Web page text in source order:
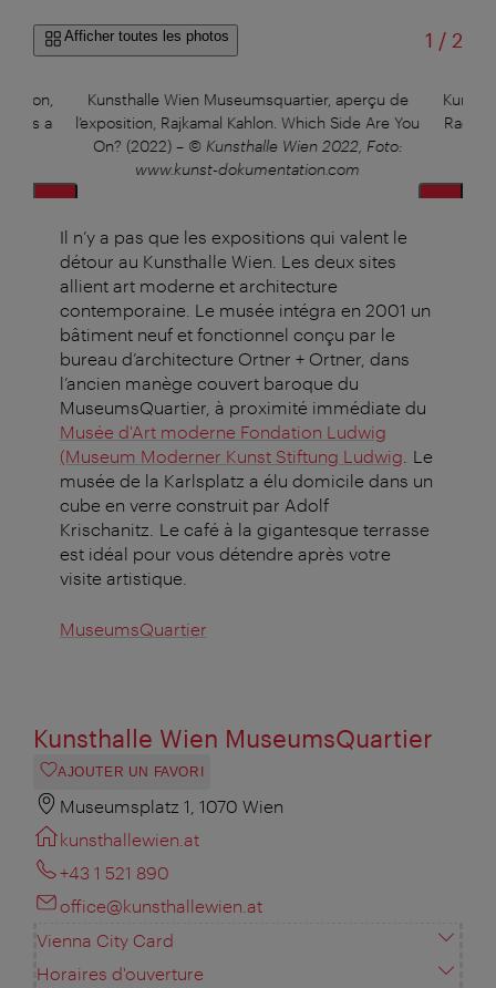
Afficher toutes les photos 1 /sur
2
a
Kunsthalle Wien Museumsquartier, aperçu de
l’exposition, Rajkamal Kahlon. Which Side Are You
On? (2022) – © Kunsthalle Wien 2022, Foto:
www.kunst-dokumentation.com
Rade
Il n’y a pas que les expositions qui valent le
détour au Kunsthalle Wien. Les deux sites
allient art moderne et architecture
contemporaine. Le musée intégra en 2001 un
bâtiment neuf et fonctionnel conçu par le
bureau d’architecture Ortner + Ortner, dans
l’ancien manège couvert baroque du
MuseumsQuartier, à proximité immédiate du
Musée d'Art moderne Fondation Ludwig
(Museum Moderner Kunst Stiftung Ludwig . Le
musée de la Karlsplatz a élu domicile dans un
cube en verre construit par Adolf
Krischanitz. Le café à la gigantesque terrasse
est idéal pour vous détendre après votre
visite artistique.
MuseumsQuartier
Kunsthalle Wien MuseumsQuartier
AJOUTER UN FAVORI
Museumsplatz 1, 1070 Wien
kunsthallewien.at
+43 1 521 890
office@kunsthallewien.at
Vienna City Card
Horaires d'ouverture